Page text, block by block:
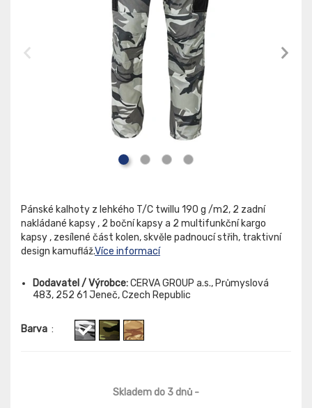
Pánské kalhoty z lehkého T/C twillu 190 g /m2, 2 zadní
nakládané kapsy , 2 boční kapsy a 2 multifunkční kargo
kapsy , zesílené část kolen, skvěle padnoucí střih, traktivní
design kamufláž.Více informací
Dodavatel / Výrobce:CERVA GROUP a.s., Průmyslová
483, 252 61 Jeneč, Czech Republic
Barva :
Skladem do 3 dnů -